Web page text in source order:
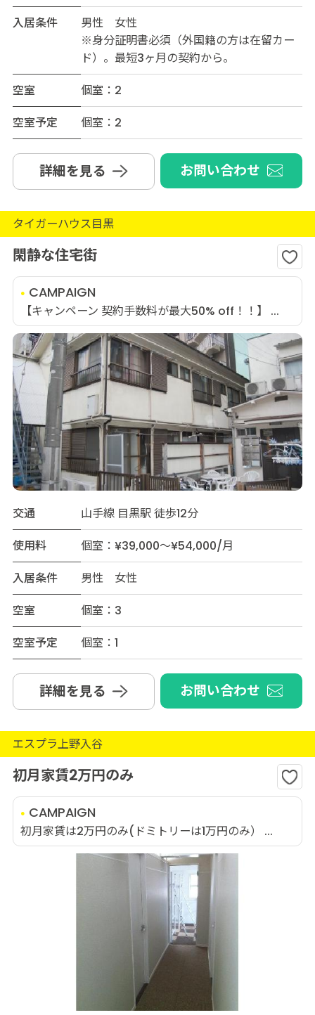
入居条件
男性 女性
※身分証明書必須（外国籍の方は在留カー
ド）。最短3ヶ月の契約から。
空室
個室：2
空室予定
個室：2
詳細を見る お問い合わせ
タイガーハウス目黒
閑静な住宅街
CAMPAIGN
【キャンペーン 契約手数料が最大50% off！！】 ...
交通
山手線 目黒駅 徒歩12分
使用料
個室：¥39,000～¥54,000/月
入居条件
男性 女性
空室
個室：3
空室予定
個室：1
詳細を見る お問い合わせ
エスプラ上野入谷
初月家賃2万円のみ
CAMPAIGN
初月家賃は2万円のみ(ドミトリーは1万円のみ） ...